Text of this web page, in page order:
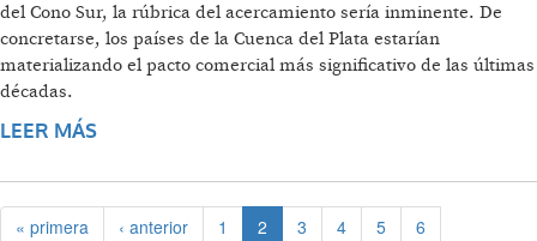
del Cono Sur, la rúbrica del acercamiento sería inminente. De
concretarse, los países de la Cuenca del Plata estarían
materializando el pacto comercial más significativo de las últimas
décadas.
LEER MÁS
ENTRE EL MERCOSUR Y LA UNIÓN EUROPEA
« primera ‹ anterior 1 2 3 4 5
6